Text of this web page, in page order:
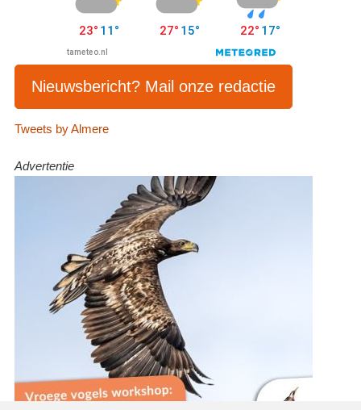
Nieuwsbericht? Mail onze redactie
Tweets by Almere
Advertentie